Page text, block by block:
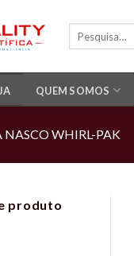
QUEM SOMOS
NASCO WHIRL-PAK
produto